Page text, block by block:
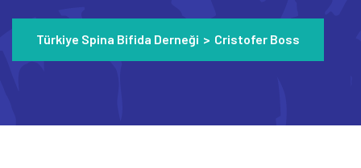
Türkiye Spina Bifida Derneği > Cristofer Boss